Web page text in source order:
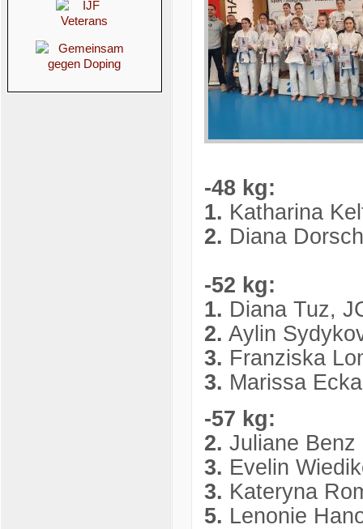
-48 kg:
1. Katharina
2. Diana
-52 kg:
1. Diana Tuz,
2. Aylin
3. Franziska
3. Marissa
-57 kg:
2. Juliane Benz
3. Evelin
3. Kateryna
5. Lenonie